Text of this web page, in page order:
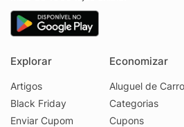
Explorar
Artigos
Black Friday
Enviar Cupom
Economizar
Aluguel de
Categorias
Cupons